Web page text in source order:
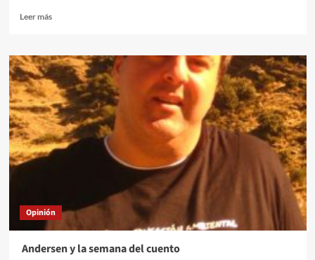
Leer másLeer
Ecoculture
vuelve
a
demostrar
su
eficacia
para
mejorar
la
resiliencia
los
Opinión
Andersen y la semana del cuento